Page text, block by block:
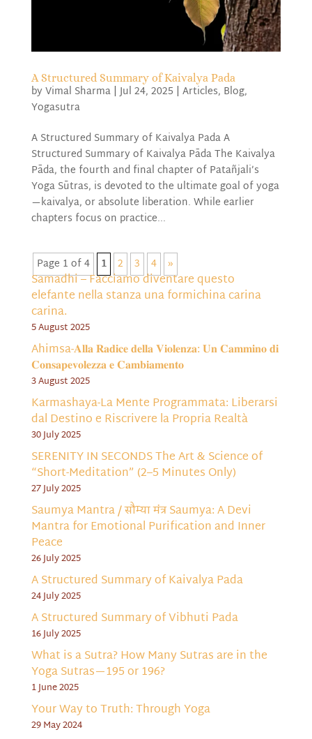
A Structured Summary of Kaivalya Pada
byVimal Sharma|Jul 24, 2025 | Articles, Blog,
Yogasutra
A Structured Summary of Kaivalya Pada A
Structured Summary of Kaivalya Pāda The Kaivalya
Pāda, the fourth and final chapter of Patañjali’s
Yoga Sūtras, is devoted to the ultimate goal of yoga
—kaivalya, or absolute liberation. While earlier
chapters focus on practice...
Page 1 of 4 1 2 3 4 »
Samadhi – Facciamo diventare questo
elefante nella stanza una formichina carina
carina.
5 August 2025
Ahimsa-𝐀𝐥𝐥𝐚 𝐑𝐚𝐝𝐢𝐜𝐞 𝐝𝐞𝐥𝐥𝐚 𝐕𝐢𝐨𝐥𝐞𝐧𝐳𝐚: 𝐔𝐧 𝐂𝐚𝐦𝐦𝐢𝐧𝐨 𝐝𝐢
𝐂𝐨𝐧𝐬𝐚𝐩𝐞𝐯𝐨𝐥𝐞𝐳𝐳𝐚 𝐞 𝐂𝐚𝐦𝐛𝐢𝐚𝐦𝐞𝐧𝐭𝐨
3 August 2025
Karmashaya-La Mente Programmata: Liberarsi
dal Destino e Riscrivere la Propria Realtà
30 July 2025
SERENITY IN SECONDS The Art & Science of
“Short-Meditation” (2–5 Minutes Only)
27 July 2025
Saumya Mantra / सौम्या मंत्र Saumya: A Devi
Mantra for Emotional Purification and Inner
Peace
26 July 2025
A Structured Summary of Kaivalya Pada
24 July 2025
A Structured Summary of Vibhuti Pada
16 July 2025
What is a Sutra? How Many Sutras are in the
Yoga Sutras—195 or 196?
1 June 2025
Your Way to Truth: Through Yoga
29 May 2024